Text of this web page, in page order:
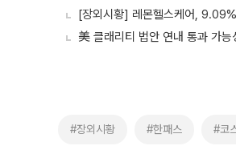
[장외시황] 레몬헬스케어,
美 클래리티 법안 연내 통과 가
#장외시황 #한패스 #코